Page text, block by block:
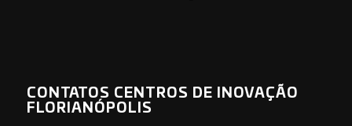
CONTATOS CENTROS DE INOVAÇÃO
FLORIANÓPOLIS